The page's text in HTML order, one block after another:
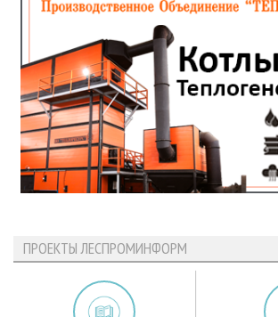
ПРОЕКТЫ ЛЕСПРОМИНФОРМ